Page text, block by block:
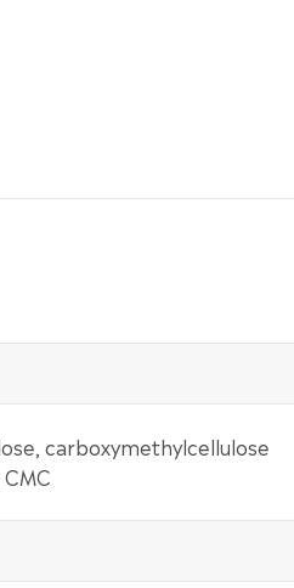
carboxymethylcellulose